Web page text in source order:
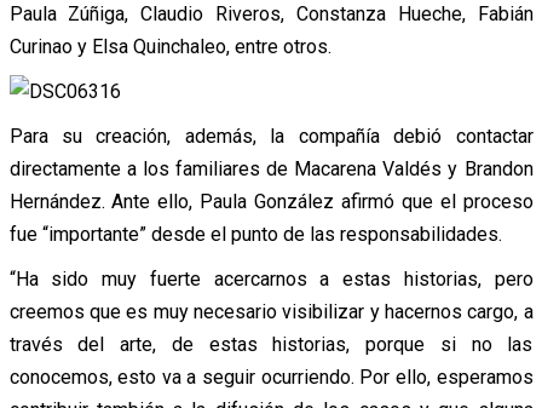
Paula Zúñiga, Claudio Riveros, Constanza Hueche, Fabián
Curinao y Elsa Quinchaleo, entre otros.
Para su creación, además, la compañía debió contactar
directamente a los familiares de Macarena Valdés y Brandon
Hernández. Ante ello, Paula González afirmó que el proceso
fue “importante” desde el punto de las responsabilidades.
“Ha sido muy fuerte acercarnos a estas historias, pero
creemos que es muy necesario visibilizar y hacernos cargo, a
través del arte, de estas historias, porque si no las
conocemos, esto va a seguir ocurriendo. Por ello, esperamos